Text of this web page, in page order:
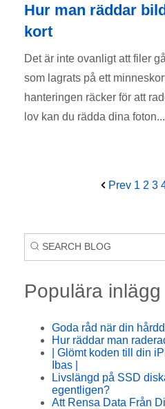
Hur man räddar
kort
Det är inte ovanligt att filer
som lagrats på ett
hanteringen räcker för att
lov kan du rädda dina foton...
Prev 1 2 3
Populära inlägg
Goda råd när din
Hur räddar man
| Glömt koden till din
Ibas |
Livslängd på SSD
egentligen?
Att Rensa Data Från